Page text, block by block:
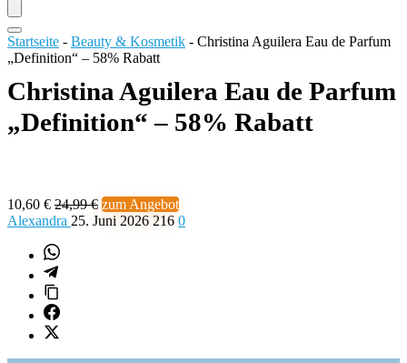
Startseite - Beauty & Kosmetik - Christina Aguilera Eau de Parfum
„Definition“ – 58% Rabatt
Christina Aguilera Eau de Parfum
„Definition“ – 58% Rabatt
10,60 € 24,99 € zum Angebot
Alexandra 25. Juni 2026 216 0